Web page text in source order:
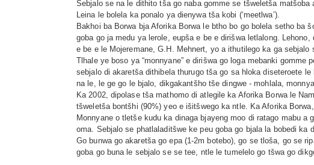
Sebjalo se na le dithito tša go naba gomme se tšweletša
Leina le bolela ka ponalo ya dienywa tša kobi (‘meetlwa’).
Bakhoi ba Borwa bja Aforika Borwa le btho bo go bolela setho
goba go ja medu ya lerole, eupša e be e dirišwa letlalong.
e be e le Mojeremane, G.H. Mehnert, yo a ithutilego ka ga
Tlhale ye boso ya “monnyane” e dirišwa go loga mebanki
sebjalo di akaretša dithibela thurugo tša go sa hloka diseteroete
na le, le ge go le bjalo, dikgakantšho tše dingwe - mohlala,
Ka 2002, dipolase tša mathomo di atlegile ka Aforika Borwa le
tšweletša bontšhi (90%) yeo e išitšwego ka ntle. Ka Aforika
Monnyane o tletše kudu ka dinaga bjayeng moo di ratago mabu
oma. Sebjalo se phatlaladitšwe ke peu goba go bjala la bobedi
Go bunwa go akaretša go epa (1-2m botebo), go se tloša, go se
goba go buna le sebjalo se se tee, ntle le tumelelo go tšwa go